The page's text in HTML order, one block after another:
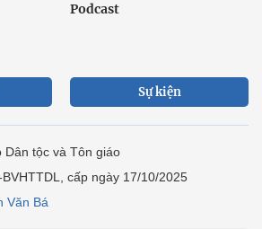
Podcast
Sự kiện
Dân tộc và Tôn giáo
cấp ngày 17/10/2025
Văn Bá